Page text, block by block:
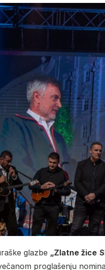
glazbe „Zlatne žice
proglašenju